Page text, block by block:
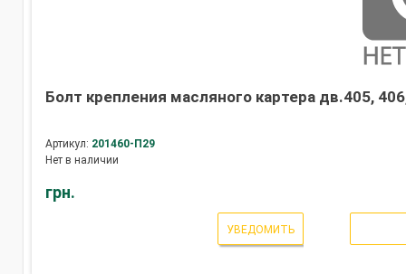
Болт крепления масляного картера дв.405,
Артикул: 201460-П29
Нет в наличии
грн.
УВЕДОМИТЬ